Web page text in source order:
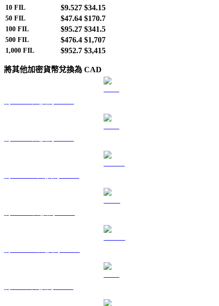
10 FIL $9.527 $34.15
50 FIL $47.64 $170.7
100 FIL $95.27 $341.5
500 FIL $476.4 $1,707
1,000 FIL $952.7 $3,415
將其他加密貨幣兌換為 CAD